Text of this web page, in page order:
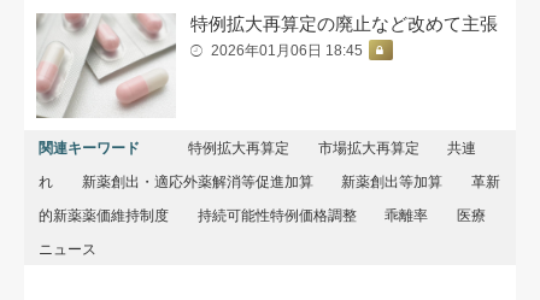
特例拡大再算定の廃止など改めて主張
2026年01月06日 18:45
関連キーワード 特例拡大再算定 市場拡⼤再算定
共連
れ
新薬創出・適応外薬解消等促進加算 新薬創出等加算
革新
的新薬薬価維持制度
持続可能性特例価格調整 乖離率
医療
ニュース